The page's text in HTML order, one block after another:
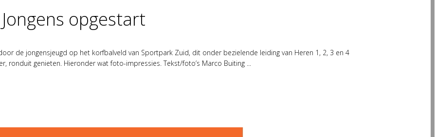
opgestart
de jongensjeugd op het korfbalveld van Sportpark Zuid, dit onder bezielende leiding van Heren 1, 2, 3 en 4
ronduit genieten. Hieronder wat foto-impressies. Tekst/foto’s Marco Buiting ...